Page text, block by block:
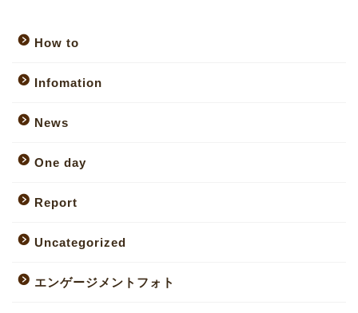
How to
Infomation
News
One day
Report
Uncategorized
エンゲージメントフォト